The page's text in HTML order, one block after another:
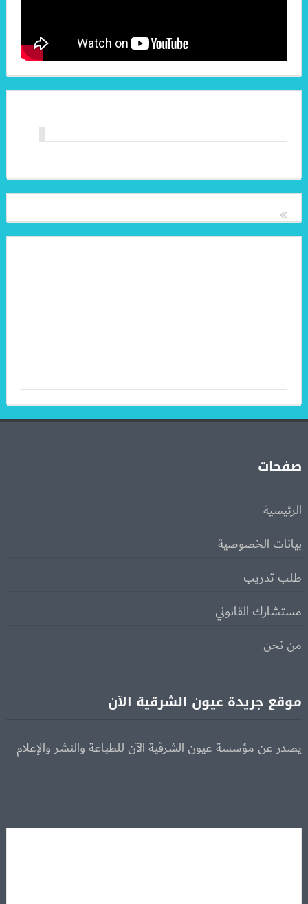
صفحات
الرئيسية
بيانات الخصوصية
طلب تدريب
مستشارك القانوني
من نحن
موقع جريدة عيون الشرقية الآن
يصدر عن مؤسسة عيون الشرقية الآن للطباعة والنشر والإعلام